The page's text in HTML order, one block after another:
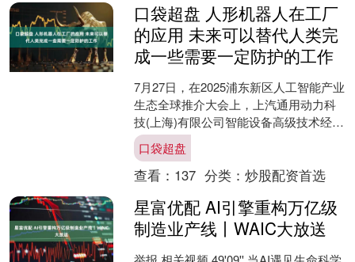
口袋超盘 人形机器人在工厂
的应用 未来可以替代人类完
成一些需要一定防护的工作
7月27日，在2025浦东新区人工智能产业
生态全球推介大会上，上汽通用动力科
技(上海)有限公司智能设备高级技术经理
徐啸顺表示，车企涉及到强电、带有划
伤风险的零部....
口袋超盘
查看： 137 分类： 炒股配资首选
星富优配 AI引擎重构万亿级
制造业产线丨WAIC大放送